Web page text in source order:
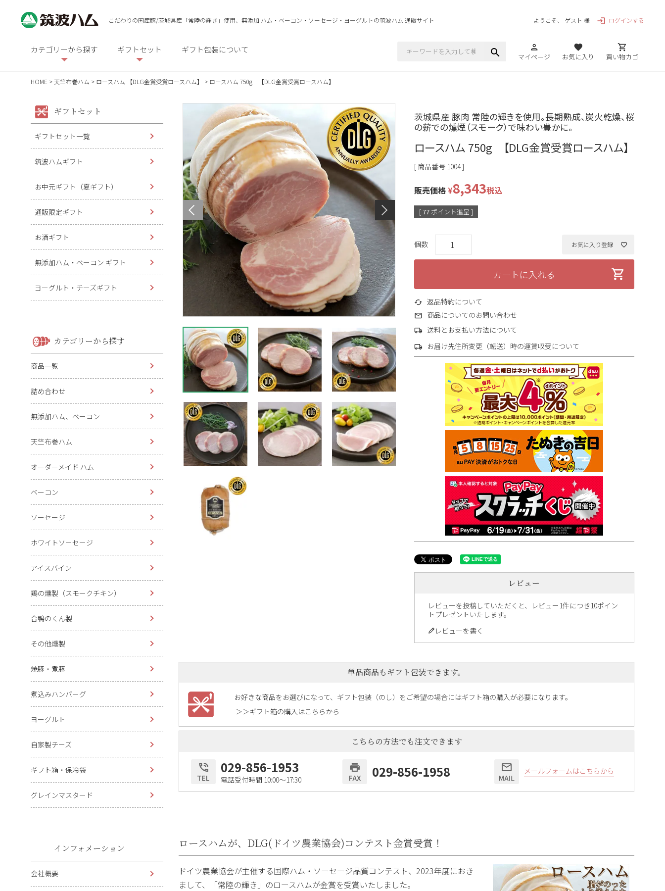
こだわりの国産豚/茨城県産「常陸の輝き」使用、無添加 ハム・ベーコン・ソーセージ・ヨーグルトの筑波ハム 通販サイト ようこそ、 ゲスト 様 login ログインする
カテゴリーから探す ギフトセット ギフト包装について search person
マイページ
favorite
お気に入り
shopping_cart
買い物カゴ
HOME 天竺布巻ハム ロースハム 【DLG金賞受賞ロースハム】 ロースハム 750g 【DLG金賞受賞ロースハム】
ギフトセット
ギフトセット一覧
筑波ハムギフト
お中元ギフト（夏ギフト）
通販限定ギフト
お酒ギフト
無添加ハム・ベーコン ギフト
ヨーグルト・チーズギフト
カテゴリーから探す
商品一覧
詰め合わせ
無添加ハム、ベーコン
天竺布巻ハム
オーダーメイド ハム
ベーコン
ソーセージ
ホワイトソーセージ
アイスバイン
鶏の燻製（スモークチキン）
合鴨のくん製
その他燻製
焼豚・煮豚
煮込みハンバーグ
ヨーグルト
自家製チーズ
ギフト箱・保冷袋
グレインマスタード
インフォメーション
会社概要
茨城県産 豚肉 常陸の輝きを使用。長期熟成、炭火乾燥、桜
の薪での燻煙（スモーク）で味わい豊かに。
ロースハム 750g 【DLG金賞受賞ロースハム】
商品番号 1004
販売価格¥8,343税込
[ 77 ポイント進呈 ]
お気に入り登録
カートに入れる
返品特約について
商品についてのお問い合わせ
送料とお支払い方法について
お届け先住所変更（転送）時の運賃収受について
レビュー
レビューを投稿していただくと、レビュー1件につき10ポイン
トプレゼントいたします。
レビューを書く
単品商品もギフト包装できます。
お好きな商品をお選びになって、ギフト包装（のし）をご希望の場合にはギフト箱の購入が必要になります。
＞＞ギフト箱の購入はこちらから
こちらの方法でも注文できます
029-856-1953
電話受付時間:10:00〜17:30 029-856-1958 メールフォームはこちらから
ロースハムが、DLG(ドイツ農業協会)コンテスト金賞受賞！
ドイツ農業協会が主催する国際ハム・ソーセージ品質コンテスト、2023年度におき
まして、「常陸の輝き」のロースハムが金賞を受賞いたしました。